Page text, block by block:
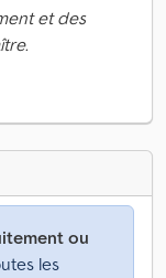
et des
ou
les